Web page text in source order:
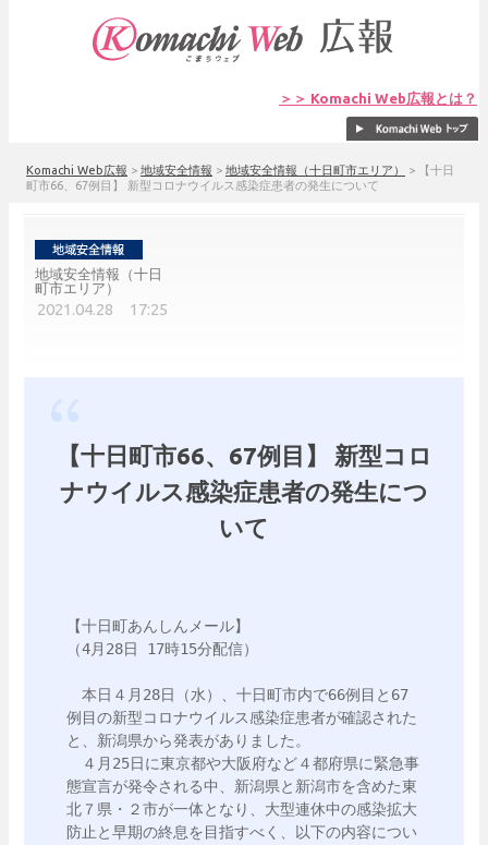
＞＞ Komachi Web広報とは？
Komachi Web広報 > 地域安全情報 > 地域安全情報（十日町市エリア） >
【十日
町市66、67例目】 新型コロナウイルス感染症患者の発生について
地域安全情報（十日
町市エリア）
2021.04.28 17:25
【十日町市66、67例目】 新型コロ
ナウイルス感染症患者の発生につ
いて
【十日町あんしんメール】
（4月28日 17時15分配信）
本日４月28日（水）、十日町市内で66例目と67
例目の新型コロナウイルス感染症患者が確認された
と、新潟県から発表がありました。
４月25日に東京都や大阪府など４都府県に緊急事
態宣言が発令される中、新潟県と新潟市を含めた東
北７県・２市が一体となり、大型連休中の感染拡大
防止と早期の終息を目指すべく、以下の内容につい